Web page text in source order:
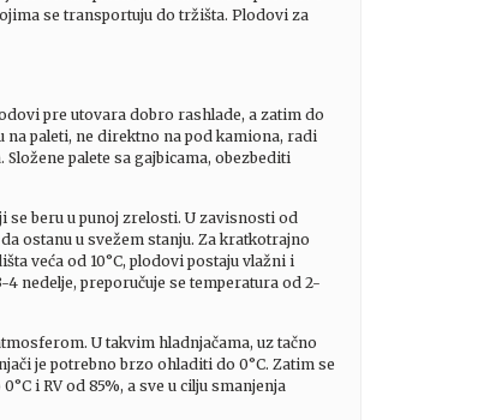
se transportuju do tržišta. Plodovi za
pre utovara dobro rashlade, a zatim do
na paleti, ne direktno na pod kamiona, radi
palete sa gajbicama, obezbediti
se beru u punoj zrelosti. U zavisnosti od
ostanu u svežem stanju. Za kratkotrajno
veća od 10°C, plodovi postaju vlažni i
4 nedelje, preporučuje se temperatura od 2-
U takvim hladnjačama, uz tačno
je potrebno brzo ohladiti do 0°C. Zatim se
i RV od 85%, a sve u cilju smanjenja